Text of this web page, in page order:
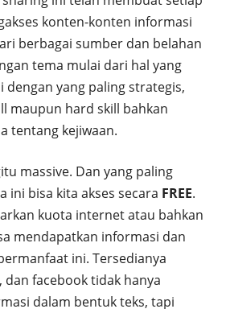
konten-konten informasi
berbagai sumber dan belahan
tema mulai dari hal yang
dengan yang paling strategis,
maupun hard skill bahkan
tentang kejiwaan.
massive. Dan yang paling
ini bisa kita akses secara FREE.
kuota internet atau bahkan
mendapatkan informasi dan
ini. Tersedianya
facebook tidak hanya
dalam bentuk teks, tapi